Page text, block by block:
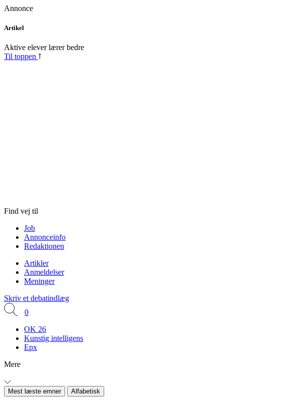
Annonce
Skip
content
Artikel
Aktive elever lærer bedre
Til toppen
Find vej til
Job
Annonceinfo
Redaktionen
Artikler
Anmeldelser
Meninger
Skriv et debatindlæg
0
OK 26
Kunstig intelligens
Epx
Mere
Mest læste emner Alfabetisk